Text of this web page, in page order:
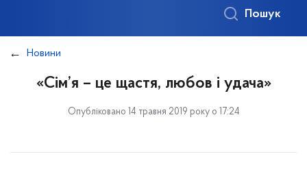
Пошук
Новини
«Сім’я – це щастя, любов і удача»
Опубліковано 14 травня 2019 року о 17:24